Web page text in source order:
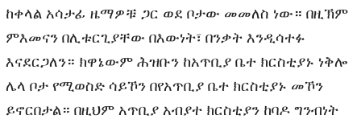
ከቀላል አሳታፊ ዜማዎቹ ጋር ወደ ቦታው መመለስ ነው። በዚኽም
ምእመናን በሊቱርጊያቸው በእውነት፣ በንቃት እንዲሳተፉ
እናደርጋለን። ክዋኔውም ሕዝቡን ከአጥቢያ ቤተ ክርስቲያኑ ነቅሎ
ሌላ ቦታ የሚወስድ ሳይኾን በየአጥቢያ ቤተ ክርስቲያኑ መኾን
ይኖርበታል። በዚህም አጥቢያ አብያተ ክርስቲያን ከባዶ ግንብነት